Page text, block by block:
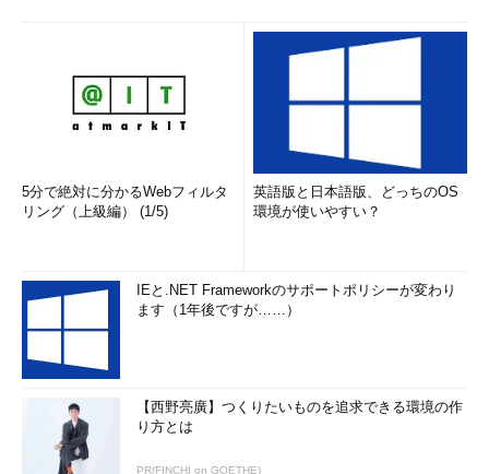
5分で絶対に分かるWebフィルタ
リング（上級編） (1/5)
英語版と日本語版、どっちのOS
環境が使いやすい？
IEと.NET Frameworkのサポートポリシーが変わり
ます（1年後ですが……）
【西野亮廣】つくりたいものを追求できる環境の作
り方とは
PR(FINCHI on GOETHE)